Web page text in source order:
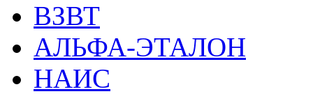
ВЗВТ
АЛЬФА-ЭТАЛОН
НАИС